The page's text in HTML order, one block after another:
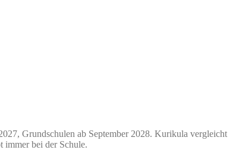
Grundschulen ab September 2028. Kurikula vergleicht
immer bei der Schule.